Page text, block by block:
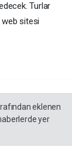
Turlar
web sitesi
eklenen
yer